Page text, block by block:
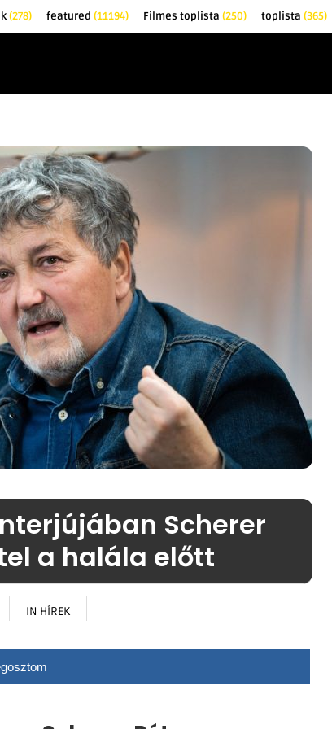
(278) featured (11194) Filmes toplista (250) toplista (365)
Scherer
a halála előtt
IN HÍREK